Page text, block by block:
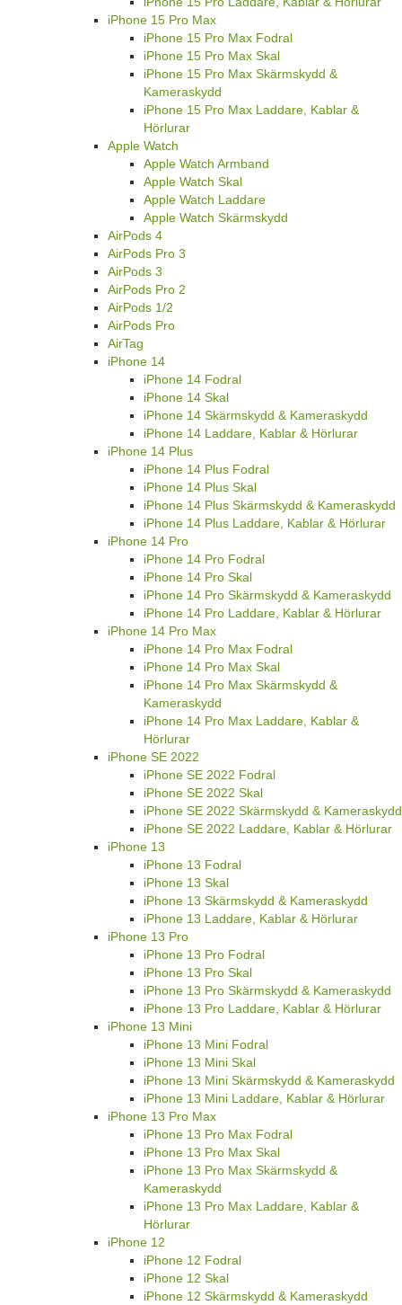
iPhone 15 Pro Max
iPhone 15 Pro Max Fodral
iPhone 15 Pro Max Skal
iPhone 15 Pro Max Skärmskydd &
Kameraskydd
iPhone 15 Pro Max Laddare, Kablar &
Hörlurar
Apple Watch
Apple Watch Armband
Apple Watch Skal
Apple Watch Laddare
Apple Watch Skärmskydd
AirPods 4
AirPods Pro 3
AirPods 3
AirPods Pro 2
AirPods 1/2
AirPods Pro
AirTag
iPhone 14
iPhone 14 Fodral
iPhone 14 Skal
iPhone 14 Skärmskydd & Kameraskydd
iPhone 14 Laddare, Kablar & Hörlurar
iPhone 14 Plus
iPhone 14 Plus Fodral
iPhone 14 Plus Skal
iPhone 14 Plus Skärmskydd & Kameraskydd
iPhone 14 Plus Laddare, Kablar & Hörlurar
iPhone 14 Pro
iPhone 14 Pro Fodral
iPhone 14 Pro Skal
iPhone 14 Pro Skärmskydd & Kameraskydd
iPhone 14 Pro Laddare, Kablar & Hörlurar
iPhone 14 Pro Max
iPhone 14 Pro Max Fodral
iPhone 14 Pro Max Skal
iPhone 14 Pro Max Skärmskydd &
Kameraskydd
iPhone 14 Pro Max Laddare, Kablar &
Hörlurar
iPhone SE 2022
iPhone SE 2022 Fodral
iPhone SE 2022 Skal
iPhone SE 2022 Skärmskydd & Kameraskydd
iPhone SE 2022 Laddare, Kablar & Hörlurar
iPhone 13
iPhone 13 Fodral
iPhone 13 Skal
iPhone 13 Skärmskydd & Kameraskydd
iPhone 13 Laddare, Kablar & Hörlurar
iPhone 13 Pro
iPhone 13 Pro Fodral
iPhone 13 Pro Skal
iPhone 13 Pro Skärmskydd & Kameraskydd
iPhone 13 Pro Laddare, Kablar & Hörlurar
iPhone 13 Mini
iPhone 13 Mini Fodral
iPhone 13 Mini Skal
iPhone 13 Mini Skärmskydd & Kameraskydd
iPhone 13 Mini Laddare, Kablar & Hörlurar
iPhone 13 Pro Max
iPhone 13 Pro Max Fodral
iPhone 13 Pro Max Skal
iPhone 13 Pro Max Skärmskydd &
Kameraskydd
iPhone 13 Pro Max Laddare, Kablar &
Hörlurar
iPhone 12
iPhone 12 Fodral
iPhone 12 Skal
iPhone 12 Skärmskydd & Kameraskydd